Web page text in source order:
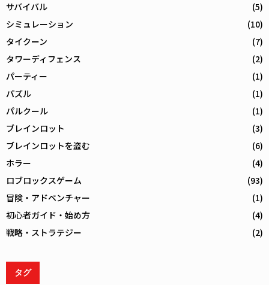
サバイバル
(5)
シミュレーション
(10)
タイクーン
(7)
タワーディフェンス
(2)
パーティー
(1)
パズル
(1)
パルクール
(1)
ブレインロット
(3)
ブレインロットを盗む
(6)
ホラー
(4)
ロブロックスゲーム
(93)
冒険・アドベンチャー
(1)
初心者ガイド・始め方
(4)
戦略・ストラテジー
(2)
タグ